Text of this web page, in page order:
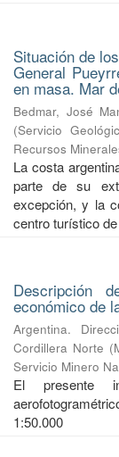
Situación de
General
en masa. Mar
Bedmar, José
(Servicio
Recursos
La costa
parte de su
excepción, y la
centro turístico
Descripción
económico de
Argentina.
Cordillera Norte (
Servicio Minero
El presente
1:50.000